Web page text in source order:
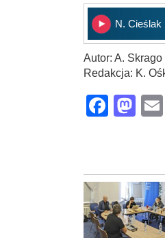
N. Cieślak
Autor: A. Skrago
Redakcja: K.